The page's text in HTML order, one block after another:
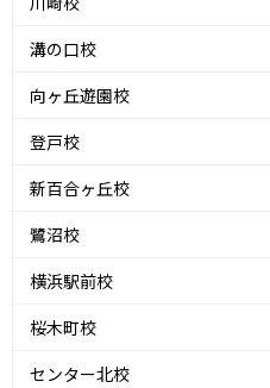
溝の口校
向ヶ丘遊園校
登戸校
新百合ヶ丘校
鷺沼校
横浜駅前校
桜木町校
センター北校